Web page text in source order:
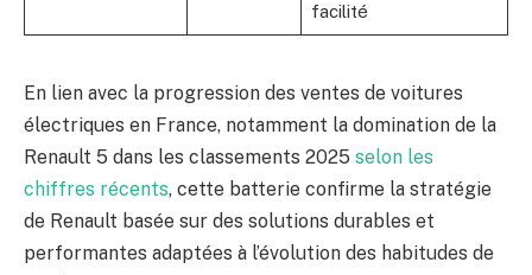
facilité
En lien avec la progression des ventes de voitures
électriques en France, notamment la domination de la
Renault 5 dans les classements 2025 selon les
chiffres récents, cette batterie confirme la stratégie
de Renault basée sur des solutions durables et
performantes adaptées à l’évolution des habitudes de